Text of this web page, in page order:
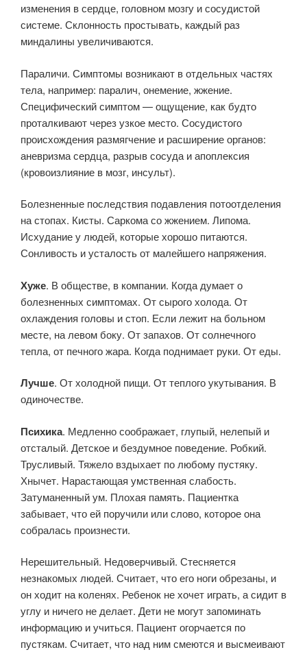
изменения в сердце, головном мозгу и сосудистой
системе. Склонность простывать, каждый раз
миндалины увеличиваются.
Параличи. Симптомы возникают в отдельных частях
тела, например: паралич, онемение, жжение.
Специфический симптом — ощущение, как будто
проталкивают через узкое место. Сосудистого
происхождения размягчение и расширение органов:
аневризма сердца, разрыв сосуда и апоплексия
(кровоизлияние в мозг, инсульт).
Болезненные последствия подавления потоотделения
на стопах. Кисты. Саркома со жжением. Липома.
Исхудание у людей, которые хорошо питаются.
Сонливость и усталость от малейшего напряжения.
Хуже. В обществе, в компании. Когда думает о
болезненных симптомах. От сырого холода. От
охлаждения головы и стоп. Если лежит на больном
месте, на левом боку. От запахов. От солнечного
тепла, от печного жара. Когда поднимает руки. От еды.
Лучше. От холодной пищи. От теплого укутывания. В
одиночестве.
Психика. Медленно соображает, глупый, нелепый и
отсталый. Детское и бездумное поведение. Робкий.
Трусливый. Тяжело вздыхает по любому пустяку.
Хнычет. Нарастающая умственная слабость.
Затуманенный ум. Плохая память. Пациентка
забывает, что ей поручили или слово, которое она
собралась произнести.
Нерешительный. Недоверчивый. Стесняется
незнакомых людей. Считает, что его ноги обрезаны, и
он ходит на коленях. Ребенок не хочет играть, а сидит в
углу и ничего не делает. Дети не могут запоминать
информацию и учиться. Пациент огорчается по
пустякам. Считает, что над ним смеются и высмеивают